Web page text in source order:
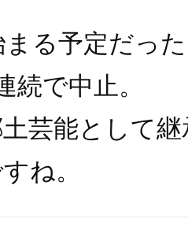
る予定だっ
続で中止。
芸能として
ね。